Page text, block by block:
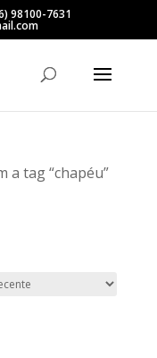
98100-7631
a tag “chapéu”